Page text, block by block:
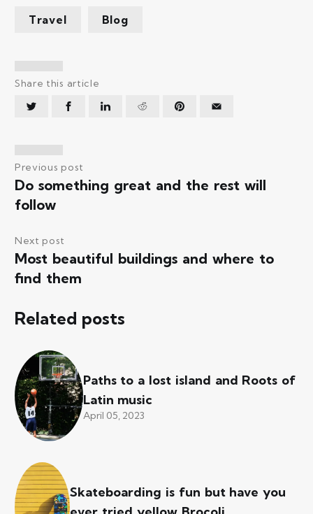
Travel Blog
Share this article
Previous post
Do something great and the rest will
follow
Next post
Most beautiful buildings and where to
find them
Related posts
Paths to a lost island and Roots of
Latin music
April 05, 2023
Skateboarding is fun but have you